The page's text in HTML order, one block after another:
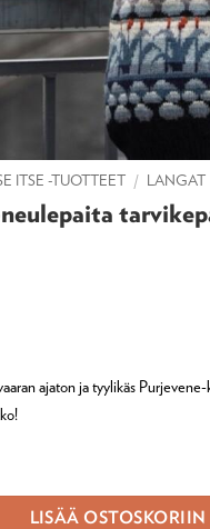
ITSE -TUOTTEET / LANGAT
ajaton ja tyylikäs
LISÄÄ OSTOSKORIIN